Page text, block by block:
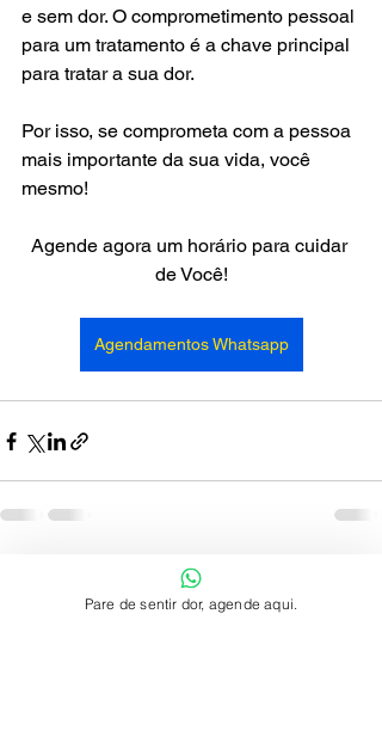
e sem dor. O comprometimento pessoal
para um tratamento é a chave principal
para tratar a sua dor.
Por isso, se comprometa com a pessoa
mais importante da sua vida, você
mesmo!
Agende agora um horário para cuidar
de Você!
Agendamentos Whatsapp
Pare de sentir dor, agende aqui.